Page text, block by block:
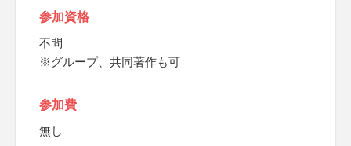
参加資格
不問
※グループ、共同著作も可
参加費
無し